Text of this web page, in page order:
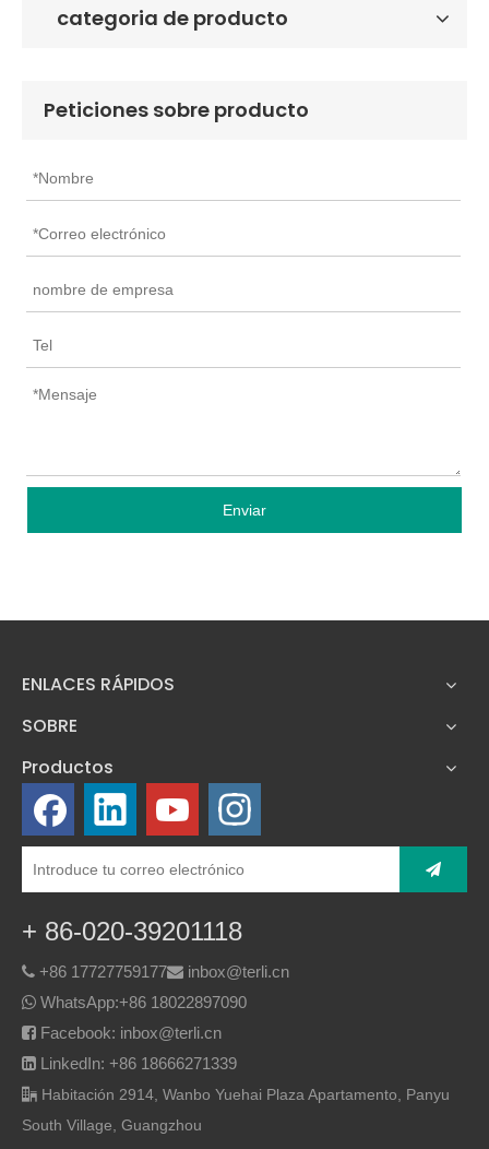
categoria de producto
Peticiones sobre producto
Enviar
ENLACES RÁPIDOS
SOBRE
Productos
+ 86-020-39201118
 +86 17727759177 inbox@terli.cn
 WhatsApp:+86 18022897090
 Facebook: inbox@terli.cn
 LinkedIn: +86 18666271339
 Habitación 2914, Wanbo Yuehai Plaza Apartamento, Panyu
South Village, Guangzhou